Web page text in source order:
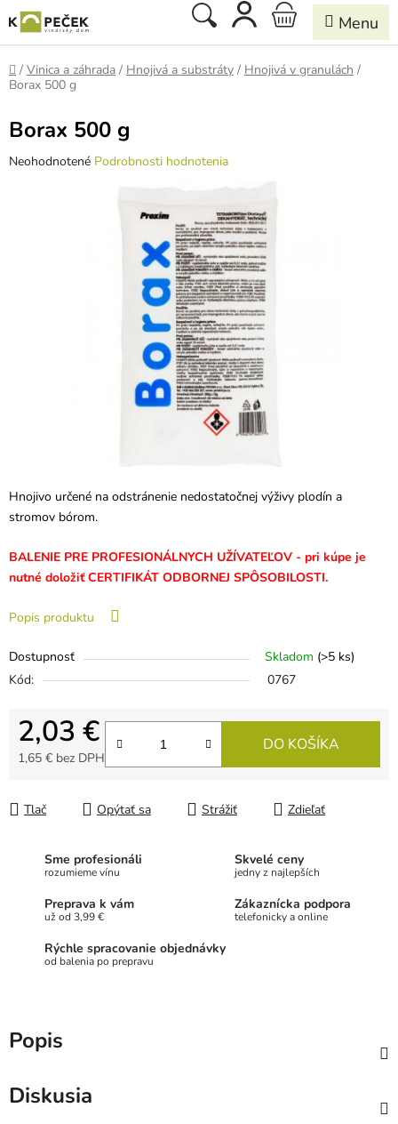
na
obsah
Hľadať
NÁKUPNÝ
KOŠÍK
Domov
/ Vinica a záhrada / Hnojivá a substráty / Hnojivá v granulách /
Borax 500 g
Hnojivo určené na odstránenie nedostatočnej výživy plodín a
stromov bórom.
BALENIE PRE PROFESIONÁLNYCH UŽÍVATEĽOV - pri kúpe je
nutné doložiť CERTIFIKÁT ODBORNEJ SPÔSOBILOSTI.
Popis produktu
Dostupnosť Skladom (>5 ks)
Kód:
0767
2,03 €
1,65 € bez DPH
DO KOŠÍKA
Tlač Opýtať sa Strážiť Zdieľať
Borax 500 g
Priemerné
Neohodnotené Podrobnosti hodnotenia
Sme profesionáli
rozumieme vínu
Skvelé ceny
jedny z najlepších
Preprava k vám
už od 3,99 €
Zákaznícka podpora
telefonicky a online
Rýchle spracovanie objednávky
od balenia po prepravu
Popis
Diskusia